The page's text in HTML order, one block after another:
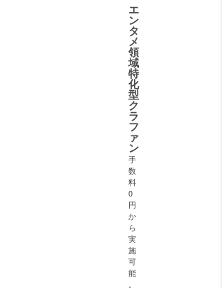
エ
ン
タ
メ
領
域
特
化
型
ク
ラ
フ
ァ
ン
手
数
料
0
円
か
ら
実
施
可
能